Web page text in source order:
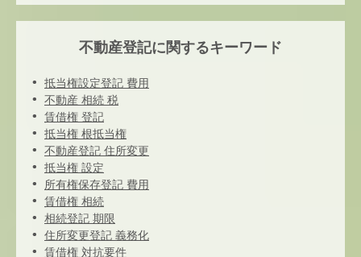
不動産登記に関するキーワード
抵当権設定登記 費用
不動産 相続 税
賃借権 登記
抵当権 根抵当権
不動産登記 住所変更
抵当権 設定
所有権保存登記 費用
賃借権 相続
相続登記 期限
住所変更登記 義務化
賃借権 対抗要件